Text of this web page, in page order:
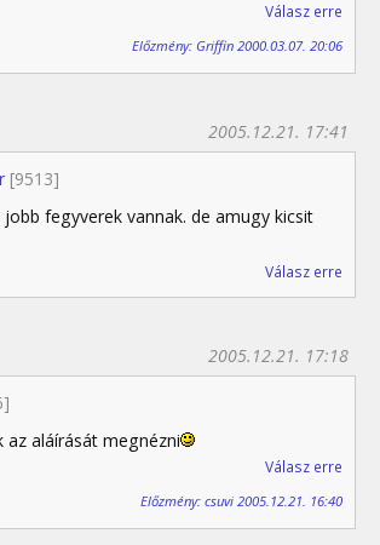
Válasz erre
Előzmény: Griffin 2000.03.07. 20:06
[9513]
2005.12.21. 17:41
fegyverek vannak. de amugy kicsit
Válasz erre
2005.12.21. 17:18
az aláírását megnézni
Válasz erre
Előzmény: csuvi 2005.12.21. 16:40